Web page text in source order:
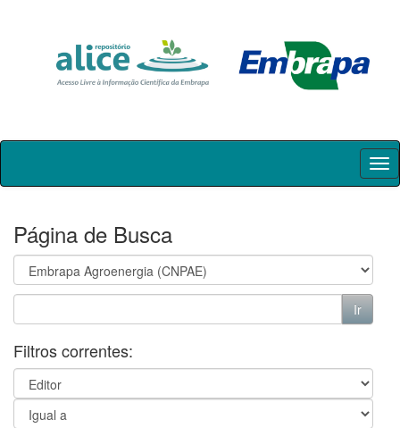
Skip
Página de Busca
Filtros correntes: